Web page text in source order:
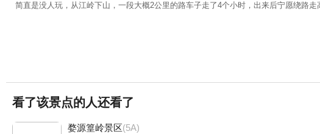
简直是没人玩，从江岭下山，一段大概2公里的路车子走了4个小时，出来后宁愿绕路
看了该景点的人还看了
婺源篁岭景区(5A)